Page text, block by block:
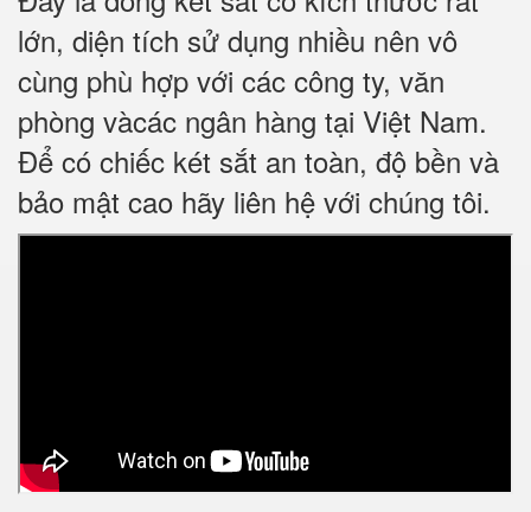
lớn, diện tích sử dụng nhiều nên vô
cùng phù hợp với các công ty, văn
phòng vàcác ngân hàng tại Việt Nam.
Để có chiếc két sắt an toàn, độ bền và
bảo mật cao hãy liên hệ với chúng tôi.